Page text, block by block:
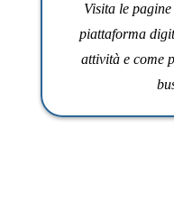
Visita le
piattaforma
attività e come